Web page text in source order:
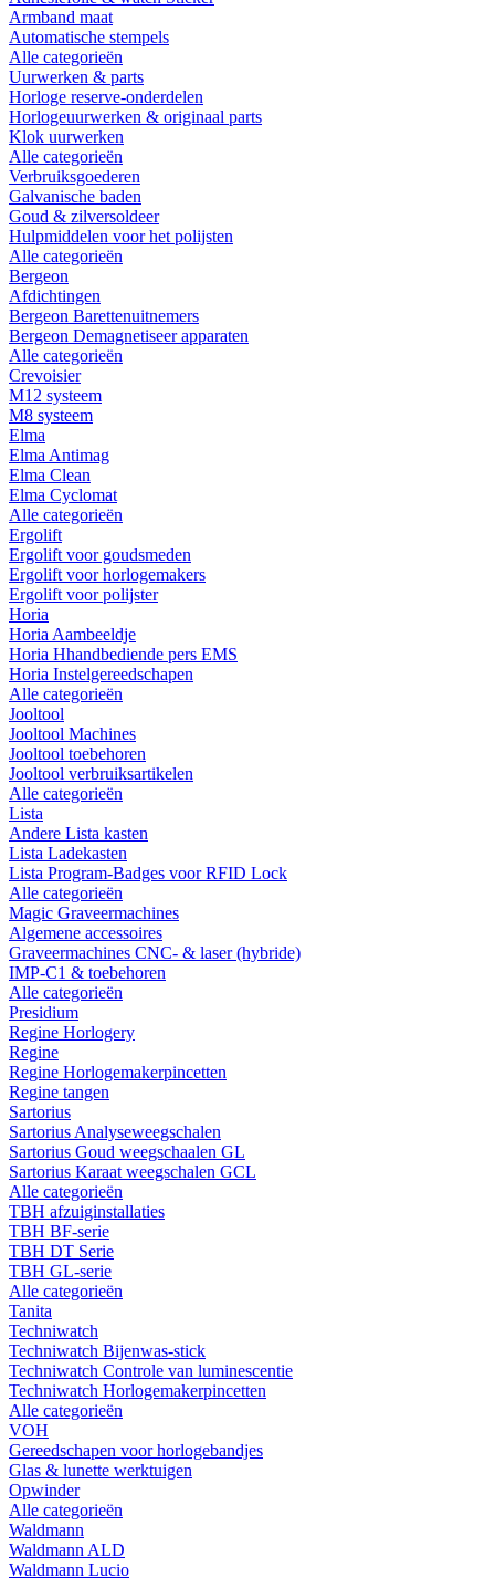
Armband maat
Automatische stempels
Alle categorieën
Uurwerken & parts
Horloge reserve-onderdelen
Horlogeuurwerken & originaal parts
Klok uurwerken
Alle categorieën
Verbruiksgoederen
Galvanische baden
Goud & zilversoldeer
Hulpmiddelen voor het polijsten
Alle categorieën
Bergeon
Afdichtingen
Bergeon Barettenuitnemers
Bergeon Demagnetiseer apparaten
Alle categorieën
Crevoisier
M12 systeem
M8 systeem
Elma
Elma Antimag
Elma Clean
Elma Cyclomat
Alle categorieën
Ergolift
Ergolift voor goudsmeden
Ergolift voor horlogemakers
Ergolift voor polijster
Horia
Horia Aambeeldje
Horia Hhandbediende pers EMS
Horia Instelgereedschapen
Alle categorieën
Jooltool
Jooltool Machines
Jooltool toebehoren
Jooltool verbruiksartikelen
Alle categorieën
Lista
Andere Lista kasten
Lista Ladekasten
Lista Program-Badges voor RFID Lock
Alle categorieën
Magic Graveermachines
Algemene accessoires
Graveermachines CNC- & laser (hybride)
IMP-C1 & toebehoren
Alle categorieën
Presidium
Regine Horlogery
Regine
Regine Horlogemakerpincetten
Regine tangen
Sartorius
Sartorius Analyseweegschalen
Sartorius Goud weegschaalen GL
Sartorius Karaat weegschalen GCL
Alle categorieën
TBH afzuiginstallaties
TBH BF-serie
TBH DT Serie
TBH GL-serie
Alle categorieën
Tanita
Techniwatch
Techniwatch Bijenwas-stick
Techniwatch Controle van luminescentie
Techniwatch Horlogemakerpincetten
Alle categorieën
VOH
Gereedschapen voor horlogebandjes
Glas & lunette werktuigen
Opwinder
Alle categorieën
Waldmann
Waldmann ALD
Waldmann Lucio